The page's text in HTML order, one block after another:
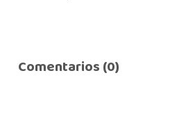
Comentarios (0)